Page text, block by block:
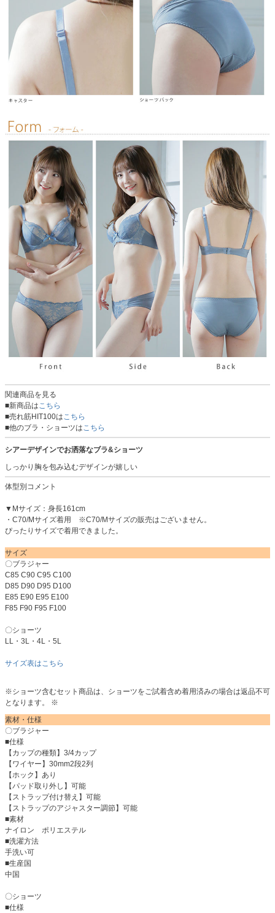
関連商品を見る
■新商品はこちら
■売れ筋HIT100はこちら
■他のブラ・ショーツはこちら
シアーデザインでお洒落なブラ&ショーツ
しっかり胸を包み込むデザインが嬉しい
体型別コメント
▼Mサイズ：身長161cm
・C70/Mサイズ着用 ※C70/Mサイズの販売はございません。
ぴったりサイズで着用できました。
サイズ
〇ブラジャー
C85 C90 C95 C100
D85 D90 D95 D100
E85 E90 E95 E100
F85 F90 F95 F100
〇ショーツ
LL・3L・4L・5L
サイズ表はこちら
※ショーツ含むセット商品は、ショーツをご試着含め着用済みの場合は返品不可
となります。 ※
素材・仕様
〇ブラジャー
■仕様
【カップの種類】3/4カップ
【ワイヤー】30mm2段2列
【ホック】あり
【パッド取り外し】可能
【ストラップ付け替え】可能
【ストラップのアジャスター調節】可能
■素材
ナイロン ポリエステル
■洗濯方法
手洗い可
■生産国
中国
〇ショーツ
■仕様